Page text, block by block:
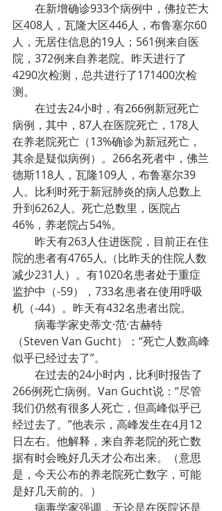
在新增确诊933个病例中，佛拉芒大
区408人，瓦隆大区446人，布鲁塞尔60
人，无居住信息的19人；561例来自医
院，372例来自养老院。昨天进行了
4290次检测，总共进行了171400次检
测。
在过去24小时，有266例新冠死亡
病例，其中，87人在医院死亡，178人
在养老院死亡（13%确诊为新冠死亡，
其余是疑似病例）。266名死者中，佛兰
德斯118人，瓦隆109人，布鲁塞尔39
人。比利时死于新冠肺炎的病人总数上
升到6262人。死亡总数里，医院占
46%，养老院占54%。
昨天有263人住进医院，目前正在住
院的患者有4765人,（比昨天的住院人数
减少231人）。有1020名患者处于重症
监护中（-59），733名患者在使用呼吸
机（-44）。昨天有432名患者出院。
病毒学家史蒂文·范·古赫特
（Steven Van Gucht）：“死亡人数高峰
似乎已经过去了”。
在过去的24小时内，比利时报告了
266例死亡病例。Van Gucht说：“尽管
我们仍然有很多人死亡，但高峰似乎已
经过去了。”他表示，高峰发生在4月12
日左右。他解释，来自养老院的死亡数
据有时会晚好几天才公布出来。（意思
是，今天公布的养老院死亡数字，可能
是好几天前的。）
病毒学家强调，无论是在医院还是